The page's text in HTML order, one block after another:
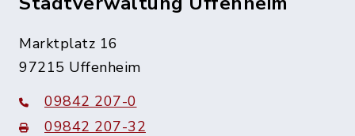
Marktplatz 16
97215 Uffenheim
09842 207-0
09842 207-32